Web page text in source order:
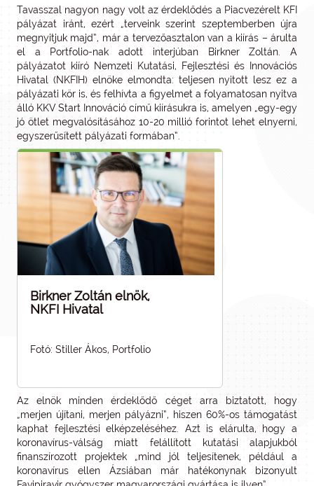
Tavasszal nagyon nagy volt az érdeklődés a Piacvezérelt KFI
pályázat iránt, ezért „terveink szerint szeptemberben újra
megnyitjuk majd”, már a tervezőasztalon van a kiírás – árulta
el a Portfolio-nak adott interjúban Birkner Zoltán. A
pályázatot kiíró Nemzeti Kutatási, Fejlesztési és Innovációs
Hivatal (NKFIH) elnöke elmondta: teljesen nyitott lesz ez a
pályázati kör is, és felhívta a figyelmet a folyamatosan nyitva
álló KKV Start Innováció című kiírásukra is, amelyen „egy-egy
jó ötlet megvalósításához 10-20 millió forintot lehet elnyerni,
egyszerűsített pályázati formában”.
Birkner Zoltán elnök,
NKFI Hivatal
Fotó: Stiller Ákos, Portfolio
Az elnök minden érdeklődő céget arra biztatott, hogy
„merjen újítani, merjen pályázni”, hiszen 60%-os támogatást
kaphat fejlesztési elképzeléséhez. Azt is elárulta, hogy a
koronavírus-válság miatt felállított kutatási alapjukból
finanszírozott projektek „mind jól teljesítenek, például a
koronavírus ellen Ázsiában már hatékonynak bizonyult